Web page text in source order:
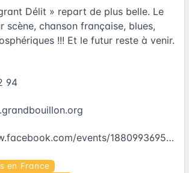
Délit » repart de plus belle. Le
scène, chanson française, blues,
!!! Et le futur reste à venir.
94
https://www.facebook.com/events/1880993695463936
en France